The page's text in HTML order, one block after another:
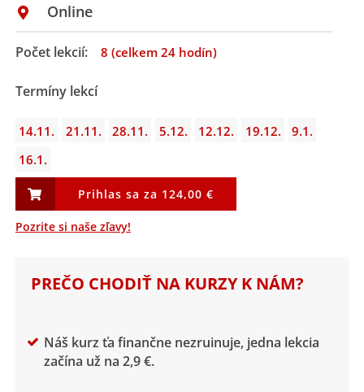
Online
Počet lekcií: 8 (celkem 24 hodín)
Termíny lekcí
14.11. 21.11. 28.11. 5.12. 12.12. 19.12.
9.1.
16.1.
Pozrite si naše zľavy!
PREČO CHODIŤ NA KURZY K NÁM?
Náš kurz ťa finančne nezruinuje, jedna lekcia
začína už na 2,9 €.